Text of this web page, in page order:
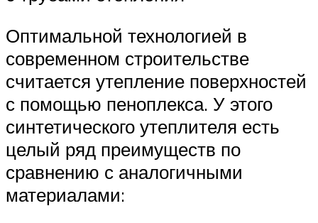
Оптимальной технологией в
современном строительстве
считается утепление поверхностей
с помощью пеноплекса. У этого
синтетического утеплителя есть
целый ряд преимуществ по
сравнению с аналогичными
материалами: